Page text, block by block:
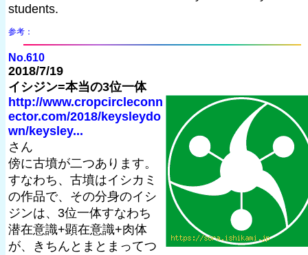
students.
参考：
No.610
2018/7/19
イシジン=本当の3位一体
http://www.cropcircleconn
ector.com/2018/keysleydo
wn/keysley...
さん
傍に古墳が二つあります。
すなわち、古墳はイシカミ
の作品で、その分身のイシ
ジンは、3位一体すなわち
潜在意識+顕在意識+肉体
が、きちんとまとまってつ